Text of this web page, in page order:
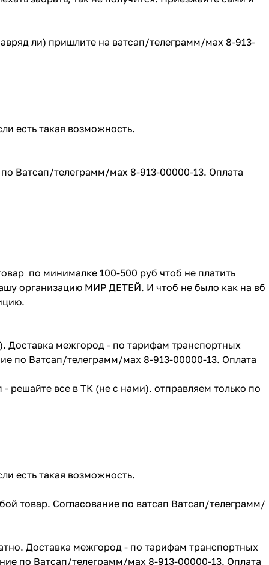
ли) пришлите на ватсап/телеграмм/мах 8-913-
есть такая возможность.
Ватсап/телеграмм/мах 8-913-00000-13. Оплата
по минималке 100-500 руб чтоб не платить
организацию МИР ДЕТЕЙ. И чтоб не было как на вб
Доставка межгород - по тарифам транспортных
по Ватсап/телеграмм/мах 8-913-00000-13. Оплата
решайте все в ТК (не с нами). отправляем только по
есть такая возможность.
товар. Согласование по ватсап Ватсап/телеграмм/
Доставка межгород - по тарифам транспортных
по Ватсап/телеграмм/мах 8-913-00000-13. Оплата